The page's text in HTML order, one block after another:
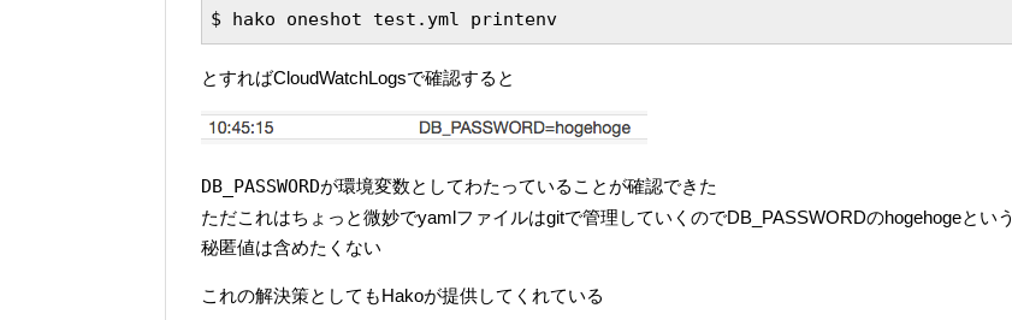
とすればCloudWatchLogsで確認すると
DB_PASSWORDが環境変数としてわたっていることが確認できた
ただこれはちょっと微妙でyamlファイルはgitで管理していくのでDB_PASSWORDのhogehogeという
秘匿値は含めたくない
これの解決策としてもHakoが提供してくれている